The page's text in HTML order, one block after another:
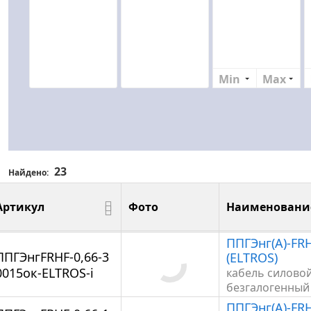
Min Max
Найдено: 23
Фото
Фото Наименование
0,66-3
ELTROS-i
ППГЭнг(А)-
(ELTROS)
кабель
безгалогенный
ППГЭнг(А)-